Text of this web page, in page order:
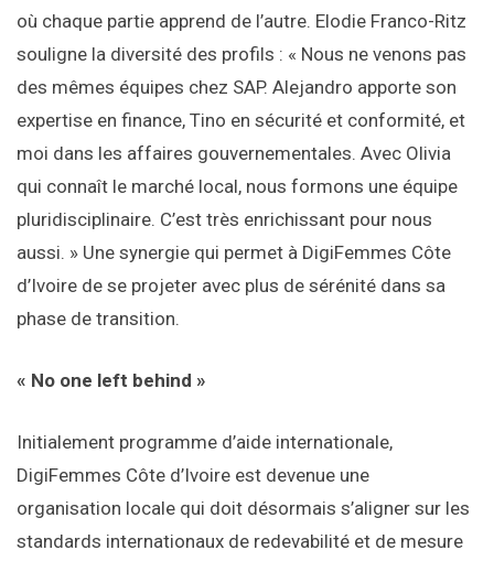
où chaque partie apprend de l’autre. Elodie Franco-Ritz
souligne la diversité des profils : « Nous ne venons pas
des mêmes équipes chez SAP. Alejandro apporte son
expertise en finance, Tino en sécurité et conformité, et
moi dans les affaires gouvernementales. Avec Olivia
qui connaît le marché local, nous formons une équipe
pluridisciplinaire. C’est très enrichissant pour nous
aussi. » Une synergie qui permet à DigiFemmes Côte
d’Ivoire de se projeter avec plus de sérénité dans sa
phase de transition.
« No one left behind »
Initialement programme d’aide internationale,
DigiFemmes Côte d’Ivoire est devenue une
organisation locale qui doit désormais s’aligner sur les
standards internationaux de redevabilité et de mesure